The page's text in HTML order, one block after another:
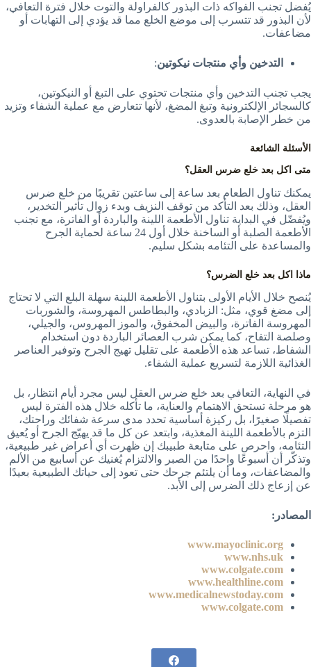
يُفضل تجنب الفواكه ذات البذور كالفراولة والتوت خلال فترة التعافي،
لأن البذور قد تتسرب إلى موضع الخلع مما قد يؤدي إلى التهابات أو
مضاعفات.
التدخين وأي منتجات نيكوتين:
يجب تجنب التدخين وأي منتجات تحتوي على التبغ أو النيكوتين،
كالسجائر الإلكترونية وتبغ المضغ، لأنها تتعارض مع عملية الشفاء وتزيد
من خطر الإصابة بالعدوى.
الأسئلة الشائعة
متى اكل بعد خلع ضرس العقل؟
يمكنك تناول الطعام بعد ساعة إلى ساعتين تقريبًا من خلع ضرس
العقل، وذلك بعد التأكد من توقف النزيف وبدء زوال تأثير التخدير،
ويُفضّل في البداية تناول الأطعمة اللينة والباردة أو الفاترة، مع تجنب
الأطعمة الصلبة أو الساخنة خلال أول 24 ساعة لحماية الجرح
والمساعدة على التئامه بشكل سليم.
ماذا اكل بعد خلع الضرس؟
يُنصح خلال الأيام الأولى بتناول الأطعمة اللينة سهلة البلع التي لا تحتاج
إلى مضغ قوي، مثل: الزبادي، والبطاطس المهروسة، والشوربات
المهروسة الفاترة، والبيض المخفوق، والموز المهروس، والجيلي،
وصلصة التفاح، كما يمكن شرب العصائر الباردة دون استخدام
الشفاط، تساعد هذه الأطعمة على تقليل تهيج الجرح وتوفير العناصر
الغذائية اللازمة لتسريع عملية الشفاء.
في النهاية، التعافي بعد خلع ضرس العقل ليس مجرد أيام انتظار، بل
هو مرحلة تستحق الاهتمام والعناية، ما تأكله خلال هذه الفترة ليس
تفصيلًا صغيرًا، بل ركيزة أساسية تحدد مدى سرعة شفائك وراحتك،
التزم بالأطعمة اللينة المغذية، وابتعد عن كل ما قد يهيّج الجرح أو يُعيق
التئامه، واحرص على متابعة طبيبك إن ظهرت أي أعراض غير طبيعية،
وتذكّر أن أسبوعًا واحدًا من الصبر والالتزام يُغنيك عن أسابيع من الألم
والمضاعفات، وما أن يلتئم جرحك حتى تعود إلى حياتك الطبيعية بعيدًا
عن إزعاج ذلك الضرس إلى الأبد.
المصادر:
www.mayoclinic.org
www.nhs.uk
www.colgate.com
www.healthline.com
www.medicalnewstoday.com
www.colgate.com